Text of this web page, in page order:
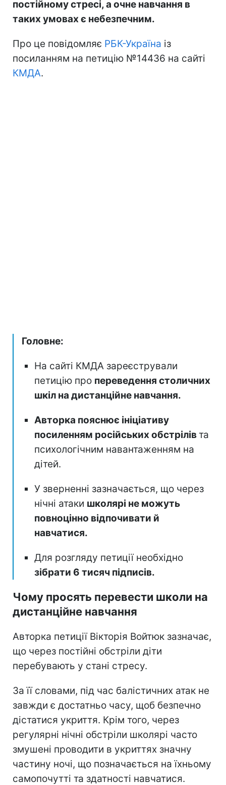
постійному стресі, а очне навчання в
таких умовах є небезпечним.
Про це повідомляє РБК-Україна із
посиланням на петицію №14436 на сайті
КМДА.
Головне:
На сайті КМДА зареєстрували
петицію про переведення столичних
шкіл на дистанційне навчання.
Авторка пояснює ініціативу
посиленням російських обстрілівта
психологічним навантаженням на
дітей.
У зверненні зазначається, що через
нічні атаки школярі не можуть
повноцінно відпочивати й
навчатися.
Для розгляду петиції необхідно
зібрати 6 тисяч підписів.
Чому просять перевести школи на
дистанційне навчання
Авторка петиції Вікторія Войтюк зазначає,
що через постійні обстріли діти
перебувають у стані стресу.
За її словами, під час балістичних атак не
завжди є достатньо часу, щоб безпечно
дістатися укриття. Крім того, через
регулярні нічні обстріли школярі часто
змушені проводити в укриттях значну
частину ночі, що позначається на їхньому
самопочутті та здатності навчатися.